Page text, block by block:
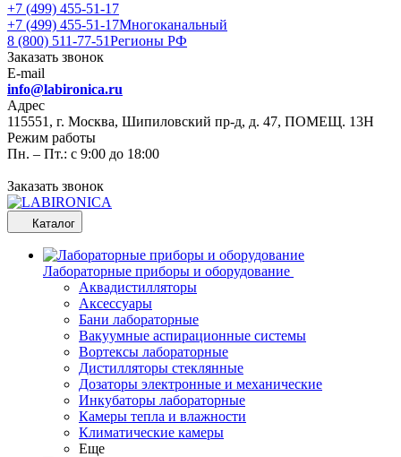
+7 (499) 455-51-17
+7 (499) 455-51-17Многоканальный
8 (800) 511-77-51Регионы РФ
Заказать звонок
E-mail
info@labironica.ru
Адрес
115551, г. Москва, Шипиловский пр-д, д. 47, ПОМЕЩ. 13Н
Режим работы
Пн. – Пт.: с 9:00 до 18:00
Заказать звонок
Каталог
Лабораторные приборы и оборудование
Аквадистилляторы
Аксессуары
Бани лабораторные
Вакуумные аспирационные системы
Вортексы лабораторные
Дистилляторы стеклянные
Дозаторы электронные и механические
Инкубаторы лабораторные
Камеры тепла и влажности
Климатические камеры
Еще